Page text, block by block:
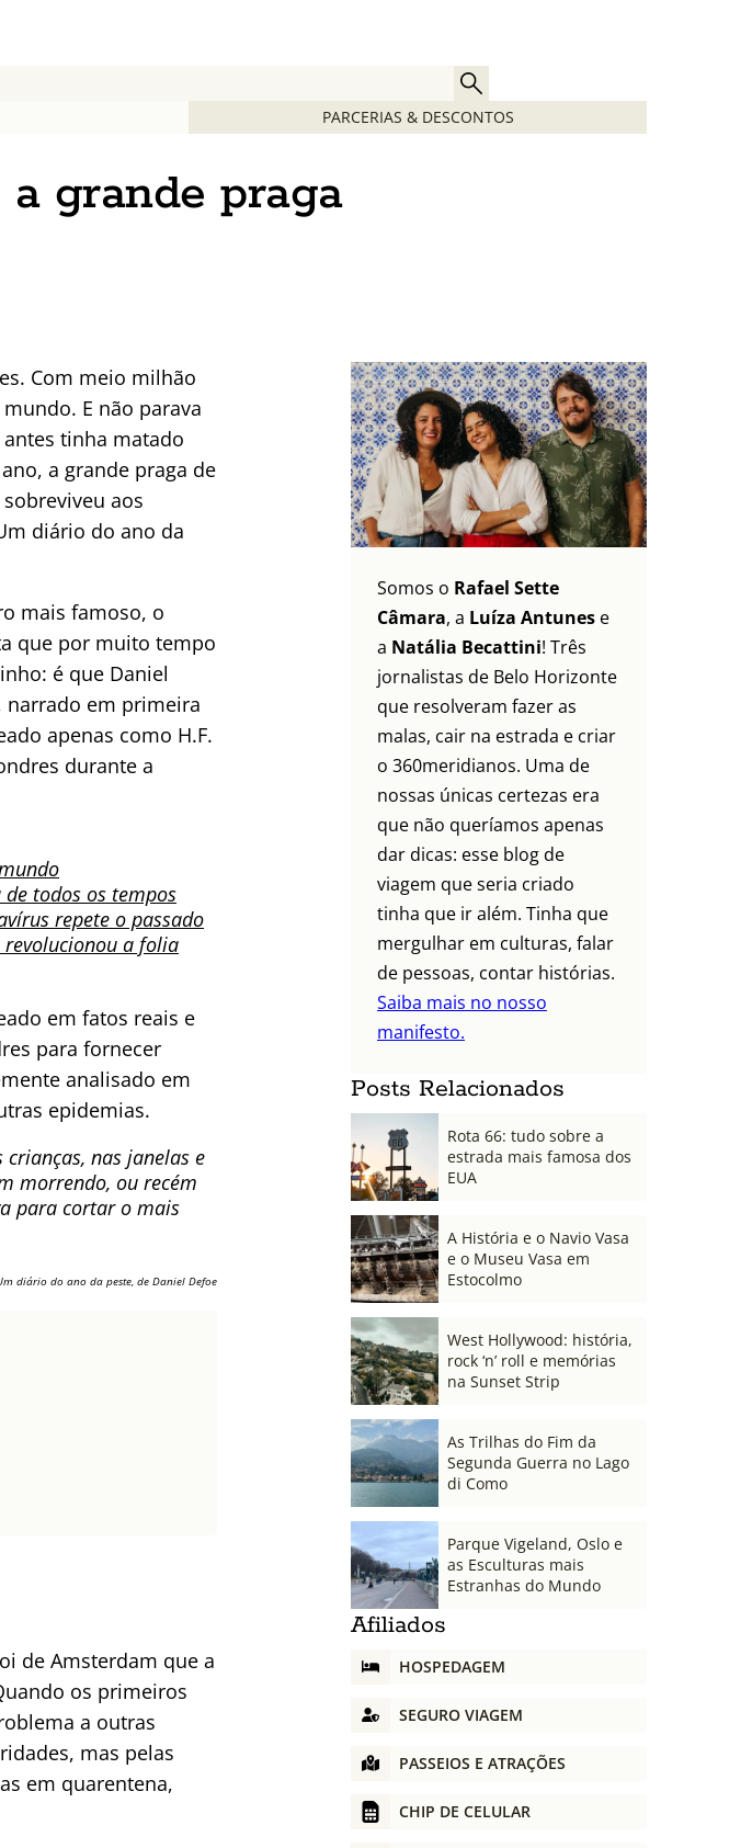
PARCERIAS & DESCONTOS
grande praga
Com meio milhão
E não parava
tinha matado
a grande praga de
aos
diário do ano da
mais famoso, o
que por muito tempo
é que Daniel
narrado em primeira
apenas como H.F.
durante a
de todos os tempos
repete o passado
a folia
em fatos reais e
para fornecer
analisado em
epidemias.
nas janelas e
morrendo, ou recém
para cortar o mais
diário do ano da peste, de Daniel Defoe
de Amsterdam que a
os primeiros
a outras
mas pelas
em quarentena,
Somos o Rafael Sette
Câmara, a Luíza Antunes e
a Natália Becattini! Três
jornalistas de Belo Horizonte
que resolveram fazer as
malas, cair na estrada e criar
o 360meridianos. Uma de
nossas únicas certezas era
que não queríamos apenas
dar dicas: esse blog de
viagem que seria criado
tinha que ir além. Tinha que
mergulhar em culturas, falar
de pessoas, contar histórias.
Saiba mais no nosso
manifesto.
Posts Relacionados
Rota 66: tudo sobre a
estrada mais famosa dos
EUA
A História e o Navio Vasa
e o Museu Vasa em
Estocolmo
West Hollywood: história,
rock ‘n’ roll e memórias
na Sunset Strip
As Trilhas do Fim da
Segunda Guerra no Lago
di Como
Parque Vigeland, Oslo e
as Esculturas mais
Estranhas do Mundo
Afiliados
HOSPEDAGEM
SEGURO VIAGEM
PASSEIOS E ATRAÇÕES
CHIP DE CELULAR